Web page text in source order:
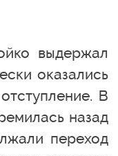
выдержал
оказались
В
назад
переход